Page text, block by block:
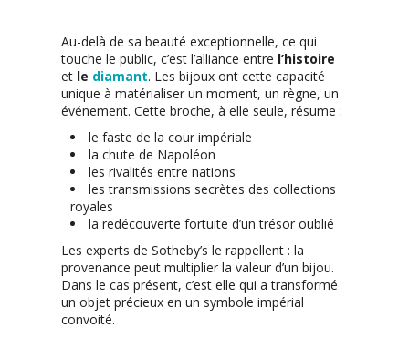
Au-delà de sa beauté exceptionnelle, ce qui
touche le public, c’est l’alliance entre l’histoire
et le diamant. Les bijoux ont cette capacité
unique à matérialiser un moment, un règne, un
événement. Cette broche, à elle seule, résume :
le faste de la cour impériale
la chute de Napoléon
les rivalités entre nations
les transmissions secrètes des collections
royales
la redécouverte fortuite d’un trésor oublié
Les experts de Sotheby’s le rappellent : la
provenance peut multiplier la valeur d’un bijou.
Dans le cas présent, c’est elle qui a transformé
un objet précieux en un symbole impérial
convoité.